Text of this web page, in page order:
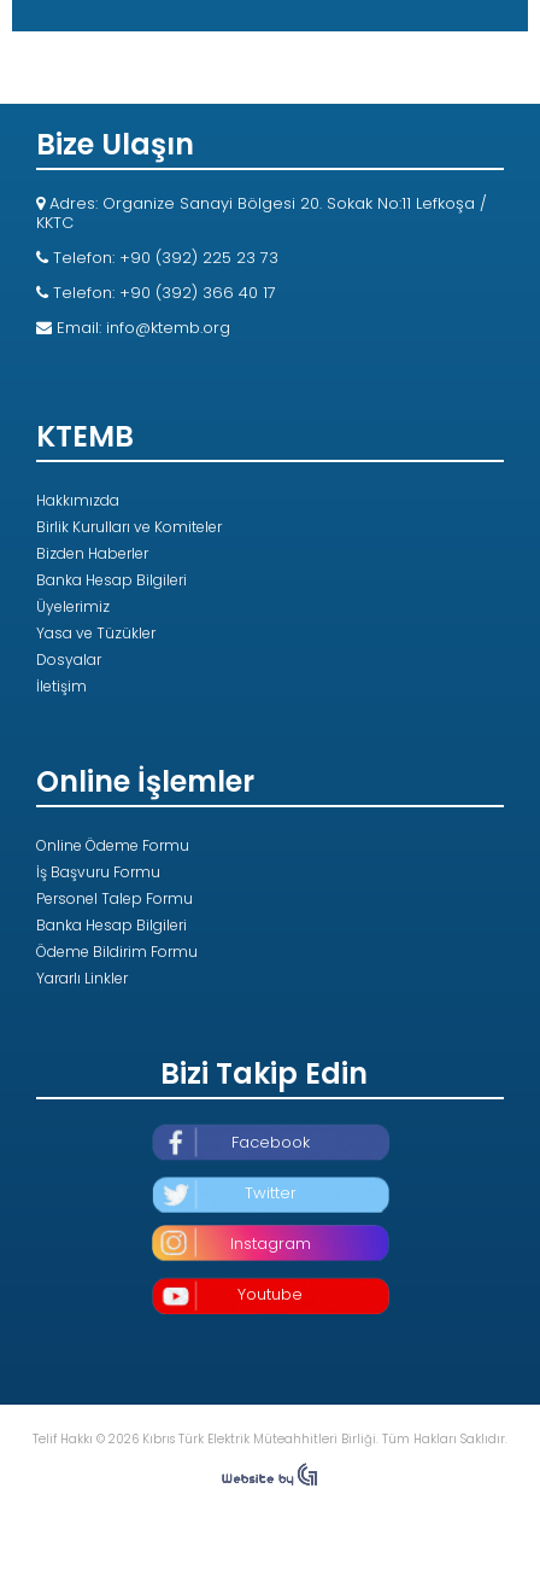
Bize Ulaşın
Adres: Organize Sanayi Bölgesi 20. Sokak No:11 Lefkoşa /
KKTC
Telefon: +90 (392) 225 23 73
Telefon: +90 (392) 366 40 17
Email: info@ktemb.org
KTEMB
Hakkımızda
Birlik Kurulları ve Komiteler
Bizden Haberler
Banka Hesap Bilgileri
Üyelerimiz
Yasa ve Tüzükler
Dosyalar
İletişim
Online İşlemler
Online Ödeme Formu
İş Başvuru Formu
Personel Talep Formu
Banka Hesap Bilgileri
Ödeme Bildirim Formu
Yararlı Linkler
Bizi Takip Edin
Facebook
Twitter
Instagram
Youtube
Telif Hakkı © 2026 Kıbrıs Türk Elektrik Müteahhitleri Birliği. Tüm Hakları Saklıdır.